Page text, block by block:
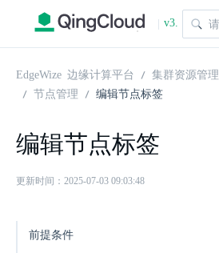
| v3.
1.0
EdgeWize 边缘计算平台 集群资源管理
节点管理
编辑节点标签
编辑节点标签
更新时间：2025-07-03 09:03:48
前提条件